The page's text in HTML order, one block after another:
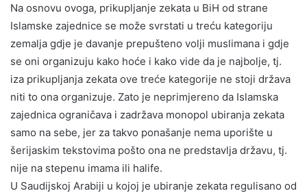
Na osnovu ovoga, prikupljanje zekata u BiH od strane
Islamske zajednice se može svrstati u treću kategoriju
zemalja gdje je davanje prepušteno volji muslimana i gdje
se oni organizuju kako hoće i kako vide da je najbolje, tj.
iza prikupljanja zekata ove treće kategorije ne stoji država
niti to ona organizuje. Zato je neprimjereno da Islamska
zajednica ograničava i zadržava monopol ubiranja zekata
samo na sebe, jer za takvo ponašanje nema uporište u
šerijaskim tekstovima pošto ona ne predstavlja državu, tj.
nije na stepenu imama ili halife.
U Saudijskoj Arabiji u kojoj je ubiranje zekata regulisano od